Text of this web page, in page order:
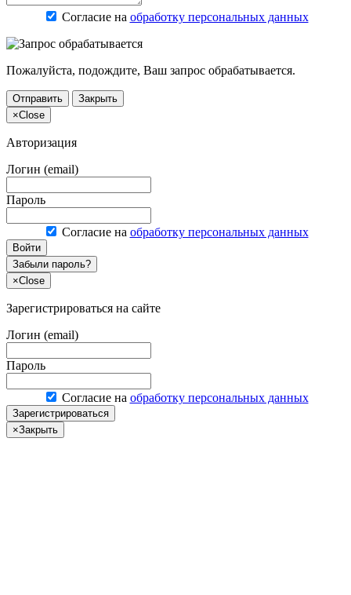
Согласие на обработку персональных данных
Пожалуйста, подождите, Ваш запрос обрабатывается.
Отправить
Закрыть
×Close
Авторизация
Логин (email)
Пароль
Согласие на обработку персональных данных
Войти
Забыли пароль?
×Close
Зарегистрироваться на сайте
Логин (email)
Пароль
Согласие на обработку персональных данных
Зарегистрироваться
×Закрыть